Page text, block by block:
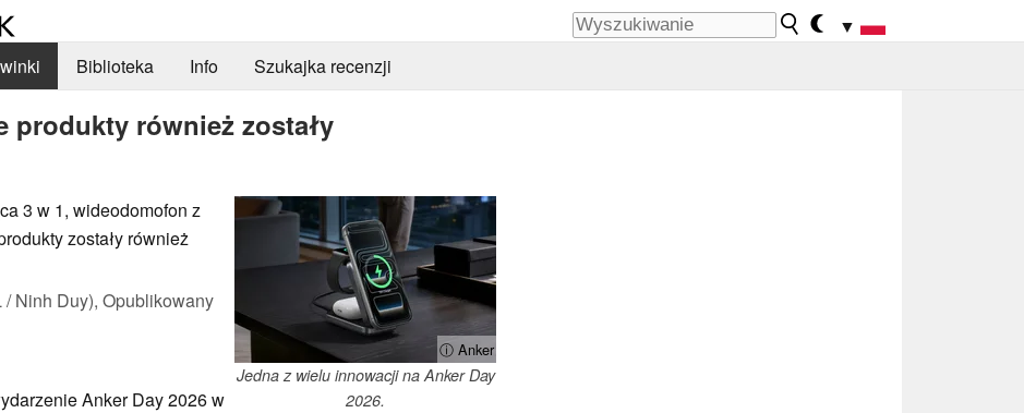
▼
Biblioteka Info Szukajka recenzji
produkty również zostały
ⓘ Anker
Jedna z wielu innowacji na Anker Day
2026.
3 w 1, wideodomofon z
zostały również
/ Ninh Duy), Opublikowany
Anker Day 2026 w